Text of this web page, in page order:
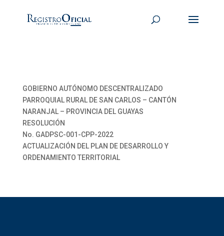
GOBIERNO AUTÓNOMO DESCENTRALIZADO
PARROQUIAL RURAL DE SAN CARLOS – CANTÓN
NARANJAL – PROVINCIA DEL GUAYAS
RESOLUCIÓN
No. GADPSC-001-CPP-2022
ACTUALIZACIÓN DEL PLAN DE DESARROLLO Y
ORDENAMIENTO TERRITORIAL